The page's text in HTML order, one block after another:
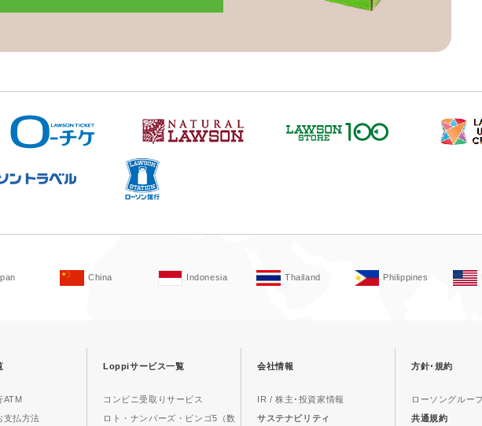
China Indonesia Thailand Philippines
ATM
支払方法
Loppiサービス一覧
コンビニ受取りサービス
ロト・ナンバーズ・ビンゴ5（数
会社情報
IR / 株主･投資家情報
サステナビリティ
方針･規約
ローソングルー
共通規約